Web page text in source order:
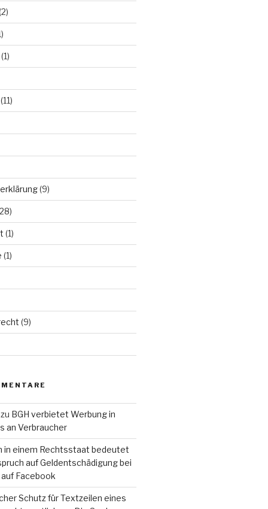
(1)
(9)
(1)
(1)
(9)
zu BGH verbietet Werbung in
an Verbraucher
in einem Rechtsstaat bedeutet
auf Geldentschädigung bei
Facebook
Schutz für Textzeilen eines